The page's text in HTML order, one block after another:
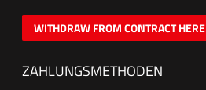
WITHDRAW FROM CONTRACT HERE
ZAHLUNGSMETHODEN